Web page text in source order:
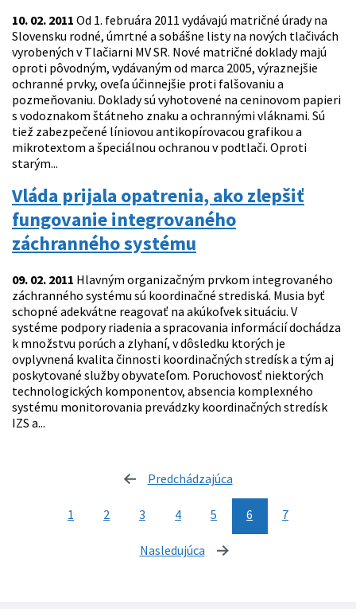
10. 02. 2011 Od 1. februára 2011 vydávajú matričné úrady na
Slovensku rodné, úmrtné a sobášne listy na nových tlačivách
vyrobených v Tlačiarni MV SR. Nové matričné doklady majú
oproti pôvodným, vydávaným od marca 2005, výraznejšie
ochranné prvky, oveľa účinnejšie proti falšovaniu a
pozmeňovaniu. Doklady sú vyhotovené na ceninovom papieri
s vodoznakom štátneho znaku a ochrannými vláknami. Sú
tiež zabezpečené líniovou antikopírovacou grafikou a
mikrotextom a špeciálnou ochranou v podtlači. Oproti
starým...
Vláda prijala opatrenia, ako zlepšiť
fungovanie integrovaného
záchranného systému
09. 02. 2011 Hlavným organizačným prvkom integrovaného
záchranného systému sú koordinačné strediská. Musia byť
schopné adekvátne reagovať na akúkoľvek situáciu. V
systéme podpory riadenia a spracovania informácií dochádza
k množstvu porúch a zlyhaní, v dôsledku ktorých je
ovplyvnená kvalita činnosti koordinačných stredísk a tým aj
poskytované služby obyvateľom. Poruchovosť niektorých
technologických komponentov, absencia komplexného
systému monitorovania prevádzky koordinačných stredísk
IZS a...
Predchádzajúca
1 2 3 4 5 6 7
Nasledujúca stránka